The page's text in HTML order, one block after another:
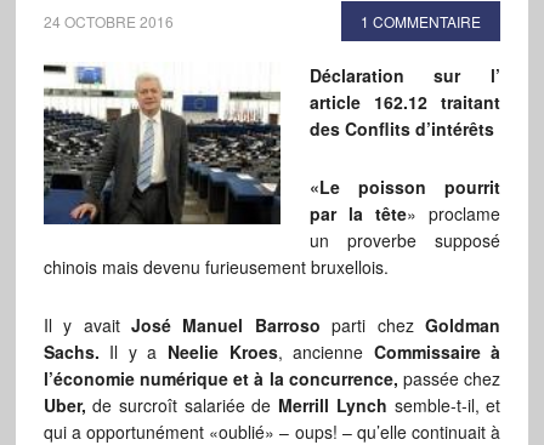
24 OCTOBRE 2016 1 COMMENTAIRE
Déclaration sur l’
article 162.12 traitant
des Conflits d’intérêts
«Le poisson pourrit
par la tête» proclame
un proverbe supposé
chinois mais devenu furieusement bruxellois.
Il y avaitJosé Manuel Barroso parti chezGoldman
Sachs. Il y a Neelie Kroes, ancienne Commissaire à
l’économie numérique et à la concurrence, passée chez
Uber, de surcroît salariée de Merrill Lynch semble-t-il, et
qui a opportunément «oublié» – oups! – qu’elle continuait à